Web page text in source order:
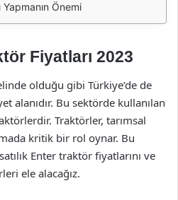
Yapmanın Önemi
Fiyatları 2023
olduğu gibi Türkiye’de de
alanıdır. Bu sektörde kullanılan
Traktörler, tarımsal
kritik bir rol oynar. Bu
Enter traktör fiyatlarını ve
ele alacağız.